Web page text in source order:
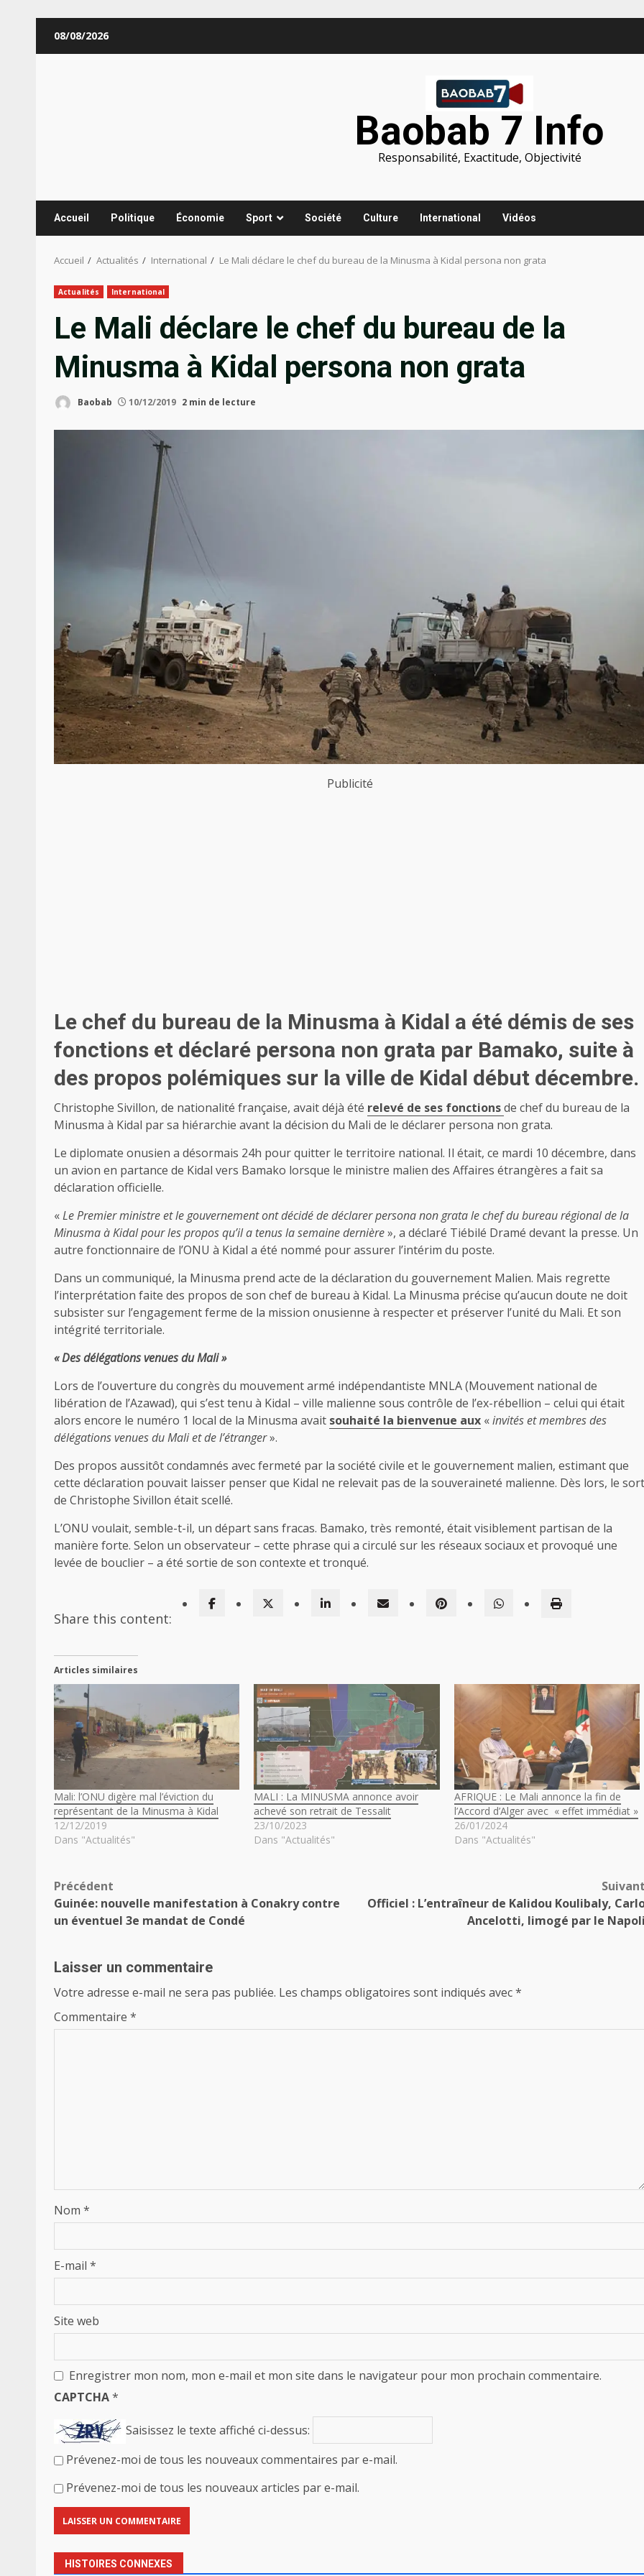
08/08/2026
Baobab 7 Info
Responsabilité, Exactitude, Objectivité
Accueil Politique Économie Sport Société Culture International Vidéos
Accueil Actualités International Le Mali déclare le chef du bureau de la Minusma à Kidal persona non grata
Actualités International
Le Mali déclare le chef du bureau de la
Minusma à Kidal persona non grata
Baobab 10/12/2019 2 min de lecture
Publicité
Le chef du bureau de la Minusma à Kidal a été démis de ses
fonctions et déclaré persona non grata par Bamako, suite à
des propos polémiques sur la ville de Kidal début décembre.
Christophe Sivillon, de nationalité française, avait déjà été relevé de ses fonctionsde chef du bureau de la
Minusma à Kidal par sa hiérarchie avant la décision du Mali de le déclarer persona non grata.
Le diplomate onusien a désormais 24h pour quitter le territoire national. Il était, ce mardi 10 décembre, dans
un avion en partance de Kidal vers Bamako lorsque le ministre malien des Affaires étrangères a fait sa
déclaration officielle.
«Le Premier ministre et le gouvernement ont décidé de déclarer persona non grata le chef du bureau régional de la
Minusma à Kidal pour les propos qu’il a tenus la semaine dernière», a déclaré Tiébilé Dramé devant la presse. Un
autre fonctionnaire de l’ONU à Kidal a été nommé pour assurer l’intérim du poste.
Dans un communiqué, la Minusma prend acte de la déclaration du gouvernement Malien. Mais regrette
l’interprétation faite des propos de son chef de bureau à Kidal. La Minusma précise qu’aucun doute ne doit
subsister sur l’engagement ferme de la mission onusienne à respecter et préserver l’unité du Mali. Et son
intégrité territoriale.
«Des délégations venues du Mali»
Lors de l’ouverture du congrès du mouvement armé indépendantiste MNLA (Mouvement national de
libération de l’Azawad), qui s’est tenu à Kidal – ville malienne sous contrôle de l’ex-rébellion – celui qui était
alors encore le numéro 1 local de la Minusma avait souhaité la bienvenue aux «invités et membres des
délégations venues du Mali et de l’étranger».
Des propos aussitôt condamnés avec fermeté par la société civile et le gouvernement malien, estimant que
cette déclaration pouvait laisser penser que Kidal ne relevait pas de la souveraineté malienne. Dès lors, le sort
de Christophe Sivillon était scellé.
L’ONU voulait, semble-t-il, un départ sans fracas. Bamako, très remonté, était visiblement partisan de la
manière forte. Selon un observateur – cette phrase qui a circulé sur les réseaux sociaux et provoqué une
levée de bouclier – a été sortie de son contexte et tronqué.
Share this content:
Articles similaires
Mali: l’ONU digère mal l’éviction du
représentant de la Minusma à Kidal
12/12/2019
Dans "Actualités"
MALI : La MINUSMA annonce avoir
achevé son retrait de Tessalit
23/10/2023
Dans "Actualités"
AFRIQUE : Le Mali annonce la fin de
l’Accord d’Alger avec « effet immédiat »
26/01/2024
Dans "Actualités"
Navigation
d’article
Précédent
Guinée: nouvelle manifestation à Conakry contre
un éventuel 3e mandat de Condé
Officiel : L’entraîneur de Kalidou Koulibaly,
Ancelotti, limogé par le
Laisser un commentaire
Votre adresse e-mail ne sera pas publiée. Les champs obligatoires sont indiqués avec*
Commentaire *
Nom *
E-mail *
Site web
Enregistrer mon nom, mon e-mail et mon site dans le navigateur pour mon prochain commentaire.
CAPTCHA*
Saisissez le texte affiché ci-dessus:
Prévenez-moi de tous les nouveaux commentaires par e-mail.
Prévenez-moi de tous les nouveaux articles par e-mail.
HISTOIRES CONNEXES